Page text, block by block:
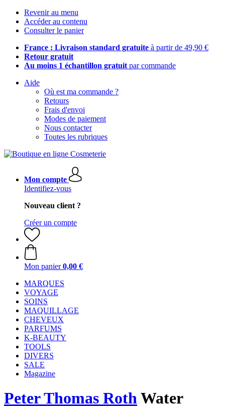
Revenir au menu
Accéder au contenu
Consulter le panier
France : Livraison standard gratuite à partir de 49,90 €
Retour gratuit
Au moins 1 échantillon gratuit par commande
Aide
Où est ma commande ?
Retours
Frais d'envoi
Modes de paiement
Nous contacter
Toutes les rubriques
Mon compte
Identifiez-vous
Nouveau client ?
Créer un compte
Mon panier 0,00 €
MARQUES
VOYAGE
SOINS
MAQUILLAGE
CHEVEUX
PARFUMS
K-BEAUTY
TOOLS
DIVERS
SALE
Magazine
Peter Thomas RothWater